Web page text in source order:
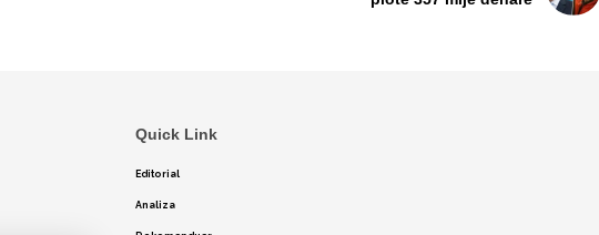
Quick Link
Editorial
Analiza